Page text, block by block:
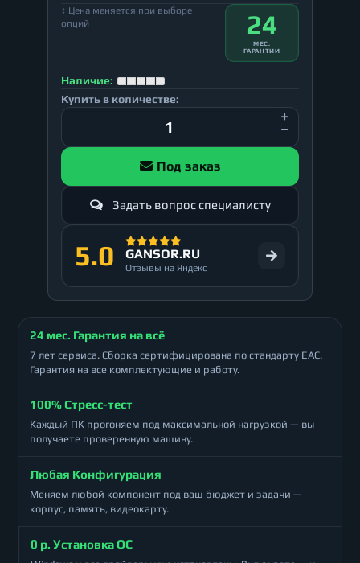
↕ Цена меняется при выборе
опций
24
МЕС.
ГАРАНТИИ
Наличие:
Купить в количестве:
Под заказ
Задать вопрос специалисту
5.0 GANSOR.RU
Отзывы на Яндекс
24 мес. Гарантия на всё
7 лет сервиса. Сборка сертифицирована по стандарту ЕАС.
Гарантия на все комплектующие и работу.
100% Стресс-тест
Каждый ПК прогоняем под максимальной нагрузкой — вы
получаете проверенную машину.
Любая Конфигурация
Меняем любой компонент под ваш бюджет и задачи —
корпус, память, видеокарту.
0 р. Установка ОС